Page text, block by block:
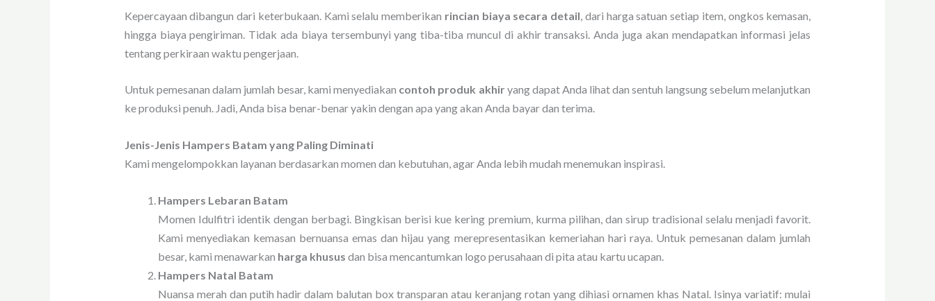
Kepercayaan dibangun dari keterbukaan. Kami selalu memberikan rincian biaya secara detail, dari harga satuan setiap item, ongkos kemasan,
hingga biaya pengiriman. Tidak ada biaya tersembunyi yang tiba-tiba muncul di akhir transaksi. Anda juga akan mendapatkan informasi jelas
tentang perkiraan waktu pengerjaan.
Untuk pemesanan dalam jumlah besar, kami menyediakan contoh produk akhir yang dapat Anda lihat dan sentuh langsung sebelum melanjutkan
ke produksi penuh. Jadi, Anda bisa benar-benar yakin dengan apa yang akan Anda bayar dan terima.
Jenis-Jenis Hampers Batam yang Paling Diminati
Kami mengelompokkan layanan berdasarkan momen dan kebutuhan, agar Anda lebih mudah menemukan inspirasi.
Hampers Lebaran Batam
Momen Idulfitri identik dengan berbagi. Bingkisan berisi kue kering premium, kurma pilihan, dan sirup tradisional selalu menjadi favorit.
Kami menyediakan kemasan bernuansa emas dan hijau yang merepresentasikan kemeriahan hari raya. Untuk pemesanan dalam jumlah
besar, kami menawarkan harga khusus dan bisa mencantumkan logo perusahaan di pita atau kartu ucapan.
Hampers Natal Batam
Nuansa merah dan putih hadir dalam balutan box transparan atau keranjang rotan yang dihiasi ornamen khas Natal. Isinya variatif: mulai